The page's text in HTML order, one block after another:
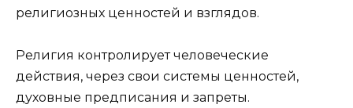
религиозных ценностей и взглядов.
Религия контролирует человеческие
действия, через свои системы ценностей,
духовные предписания и запреты.